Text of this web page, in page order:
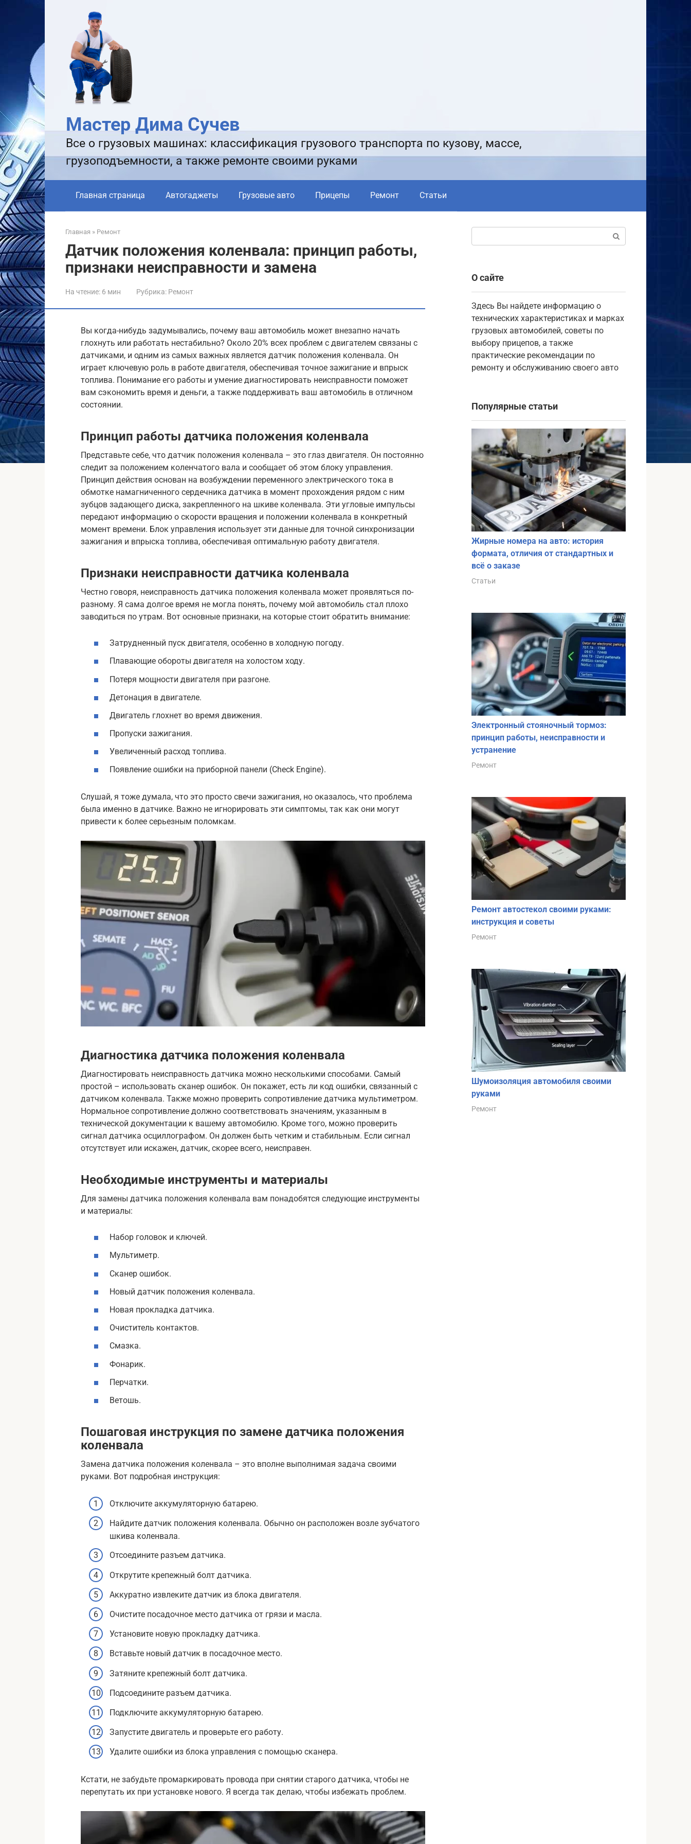
Мастер Дима Сучев
Все о грузовых машинах: классификация грузового транспорта по кузову, массе,
грузоподъемности, а также ремонте своими руками
Главная страница Автогаджеты Грузовые авто Прицепы Ремонт Статьи
Главная » Ремонт
Датчик положения коленвала: принцип работы,
признаки неисправности и замена
На чтение: 6 мин Рубрика: Ремонт
Вы когда-нибудь задумывались, почему ваш автомобиль может внезапно начать
глохнуть или работать нестабильно? Около 20% всех проблем с двигателем связаны с
датчиками, и одним из самых важных является датчик положения коленвала. Он
играет ключевую роль в работе двигателя, обеспечивая точное зажигание и впрыск
топлива. Понимание его работы и умение диагностировать неисправности поможет
вам сэкономить время и деньги, а также поддерживать ваш автомобиль в отличном
состоянии.
Принцип работы датчика положения коленвала
Представьте себе, что датчик положения коленвала – это глаз двигателя. Он постоянно
следит за положением коленчатого вала и сообщает об этом блоку управления.
Принцип действия основан на возбуждении переменного электрического тока в
обмотке намагниченного сердечника датчика в момент прохождения рядом с ним
зубцов задающего диска, закрепленного на шкиве коленвала. Эти угловые импульсы
передают информацию о скорости вращения и положении коленвала в конкретный
момент времени. Блок управления использует эти данные для точной синхронизации
зажигания и впрыска топлива, обеспечивая оптимальную работу двигателя.
Признаки неисправности датчика коленвала
Честно говоря, неисправность датчика положения коленвала может проявляться по-
разному. Я сама долгое время не могла понять, почему мой автомобиль стал плохо
заводиться по утрам. Вот основные признаки, на которые стоит обратить внимание:
Затрудненный пуск двигателя, особенно в холодную погоду.
Плавающие обороты двигателя на холостом ходу.
Потеря мощности двигателя при разгоне.
Детонация в двигателе.
Двигатель глохнет во время движения.
Пропуски зажигания.
Увеличенный расход топлива.
Появление ошибки на приборной панели (Check Engine).
Слушай, я тоже думала, что это просто свечи зажигания, но оказалось, что проблема
была именно в датчике. Важно не игнорировать эти симптомы, так как они могут
привести к более серьезным поломкам.
Диагностика датчика положения коленвала
Диагностировать неисправность датчика можно несколькими способами. Самый
простой – использовать сканер ошибок. Он покажет, есть ли код ошибки, связанный с
датчиком коленвала. Также можно проверить сопротивление датчика мультиметром.
Нормальное сопротивление должно соответствовать значениям, указанным в
технической документации к вашему автомобилю. Кроме того, можно проверить
сигнал датчика осциллографом. Он должен быть четким и стабильным. Если сигнал
отсутствует или искажен, датчик, скорее всего, неисправен.
Необходимые инструменты и материалы
Для замены датчика положения коленвала вам понадобятся следующие инструменты
и материалы:
Набор головок и ключей.
Мультиметр.
Сканер ошибок.
Новый датчик положения коленвала.
Новая прокладка датчика.
Очиститель контактов.
Смазка.
Фонарик.
Перчатки.
Ветошь.
Пошаговая инструкция по замене датчика положения
коленвала
Замена датчика положения коленвала – это вполне выполнимая задача своими
руками. Вот подробная инструкция:
Отключите аккумуляторную батарею.
Найдите датчик положения коленвала. Обычно он расположен возле зубчатого
шкива коленвала.
Отсоедините разъем датчика.
Открутите крепежный болт датчика.
Аккуратно извлеките датчик из блока двигателя.
Очистите посадочное место датчика от грязи и масла.
Установите новую прокладку датчика.
Вставьте новый датчик в посадочное место.
Затяните крепежный болт датчика.
Подсоедините разъем датчика.
Подключите аккумуляторную батарею.
Запустите двигатель и проверьте его работу.
Удалите ошибки из блока управления с помощью сканера.
Кстати, не забудьте промаркировать провода при снятии старого датчика, чтобы не
перепутать их при установке нового. Я всегда так делаю, чтобы избежать проблем.
О сайте
Здесь Вы найдете информацию о
технических характеристиках и марках
грузовых автомобилей, советы по
выбору прицепов, а также
практические рекомендации по
ремонту и обслуживанию своего авто
Популярные статьи
Жирные номера на авто: история
формата, отличия от стандартных и
всё о заказе
Статьи
Электронный стояночный тормоз:
принцип работы, неисправности и
устранение
Ремонт
Ремонт автостекол своими руками:
инструкция и советы
Ремонт
Шумоизоляция автомобиля своими
руками
Ремонт